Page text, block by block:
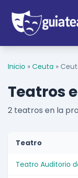
Inicio » Ceuta »
Teatros
2 teatros en la
Teatro
Teatro Auditorio